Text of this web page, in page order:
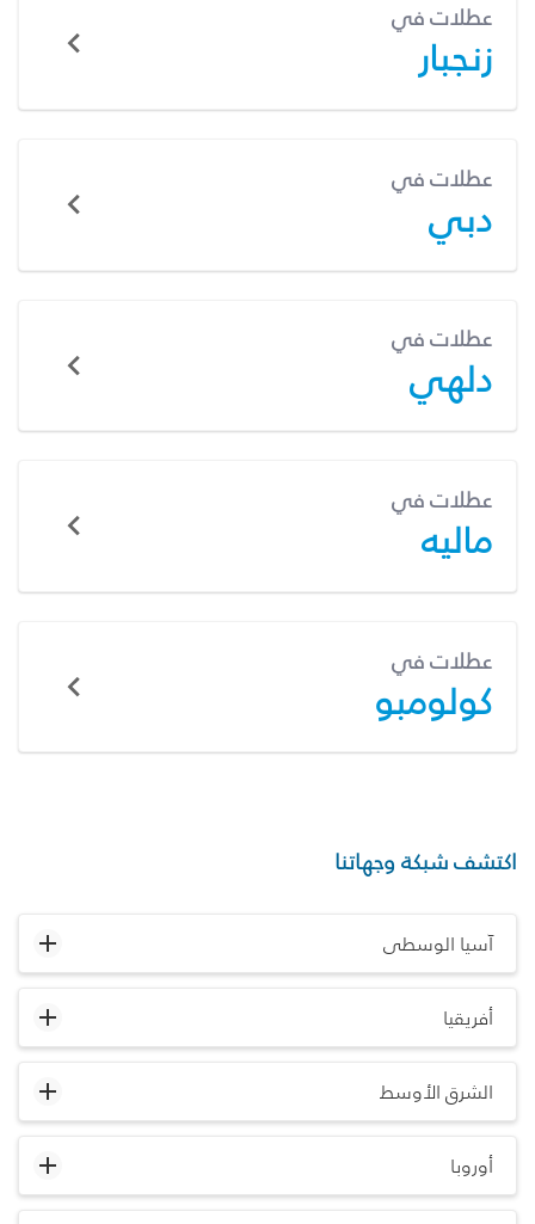
عطلات في
زنجبار
عطلات في
دبي
عطلات في
دلهي
عطلات في
ماليه
عطلات في
كولومبو
اكتشف شبكة وجهاتنا
آسيا الوسطى
أفريقيا
الشرق الأوسط
أوروبا